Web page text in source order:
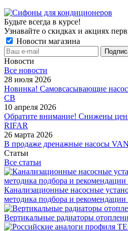
Будьте всегда в курсе!
Узнавайте о скидках и акциях
Новости магазина
Новости
Все новости
28 июля 2026
Новинка! Самовсасывающие
СВ
10 апреля 2026
Обратите внимание! Снижены
RIFAR
26 марта 2026
В продаже дренажные насосы
Статьи
Все статьи
Канализационные насосные
методика подбора и
Вертикальные радиаторы